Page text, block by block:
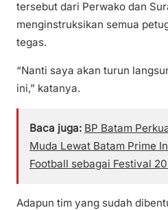
tersebut dari Perwako dan
menginstruksikan semua
tegas.
“Nanti saya akan turun
ini,” katanya.
Baca juga: BP Batam
Muda Lewat Batam Prime
Football sebagai Festival
Adapun tim yang sudah